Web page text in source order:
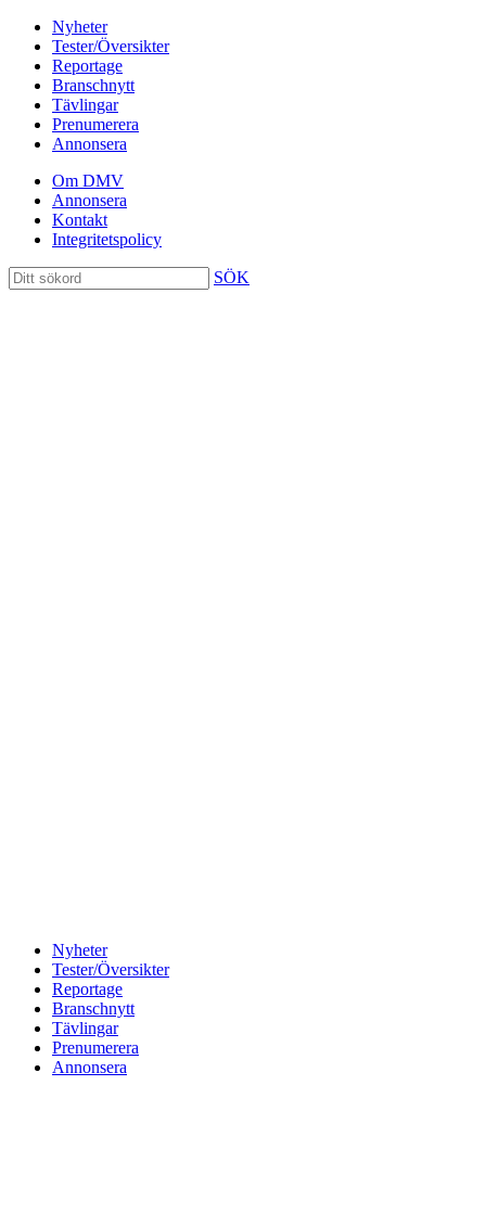
Nyheter
Tester/Översikter
Reportage
Branschnytt
Tävlingar
Prenumerera
Annonsera
Om DMV
Annonsera
Kontakt
Integritetspolicy
SÖK
Nyheter
Tester/Översikter
Reportage
Branschnytt
Tävlingar
Prenumerera
Annonsera